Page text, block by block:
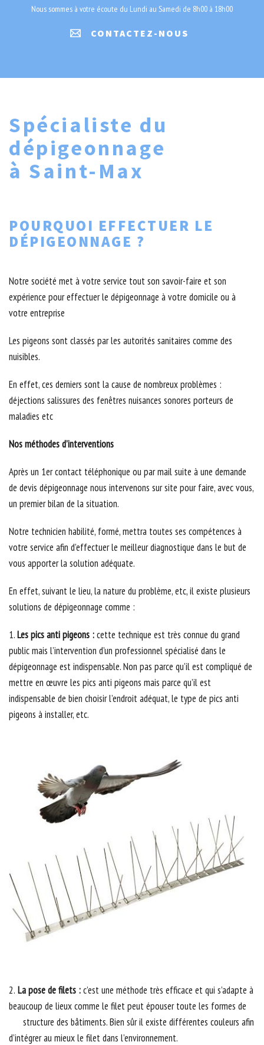
Nous sommes à votre écoute du Lundi au Samedi de 8h00 à 18h00
CONTACTEZ-NOUS
Spécialiste du
dépigeonnage
à Saint-Max
POURQUOI EFFECTUER LE
DÉPIGEONNAGE ?
Notre société met à votre service tout son savoir-faire et son
expérience pour effectuer le dépigeonnage à votre domicile ou à
votre entreprise
Les pigeons sont classés par les autorités sanitaires comme des
nuisibles.
En effet, ces derniers sont la cause de nombreux problèmes :
déjections salissures des fenêtres nuisances sonores porteurs de
maladies etc
Nos méthodes d’interventions
Après un 1er contact téléphonique ou par mail suite à une demande
de devis dépigeonnage nous intervenons sur site pour faire, avec vous,
un premier bilan de la situation.
Notre technicien habilité, formé, mettra toutes ses compétences à
votre service afin d’effectuer le meilleur diagnostique dans le but de
vous apporter la solution adéquate.
En effet, suivant le lieu, la nature du problème, etc, il existe plusieurs
solutions de dépigeonnage comme :
1.Les pics anti pigeons :cette technique est très connue du grand
public mais l’intervention d’un professionnel spécialisé dans le
dépigeonnage est indispensable. Non pas parce qu’il est compliqué de
mettre en œuvre les pics anti pigeons mais parce qu’il est
indispensable de bien choisir l’endroit adéquat, le type de pics anti
pigeons à installer, etc.
2. La pose de filets :c’est une méthode très efficace et qui s’adapte à
beaucoup de lieux comme le filet peut épouser toute les formes de
structure des bâtiments. Bien sûr il existe différentes couleurs afin
d’intégrer au mieux le filet dans l’environnement.